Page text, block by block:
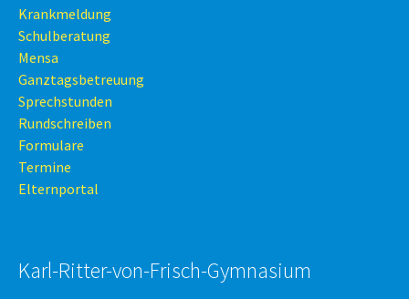
Krankmeldung
Schulberatung
Mensa
Ganztagsbetreuung
Sprechstunden
Rundschreiben
Formulare
Termine
Elternportal
Karl-Ritter-von-Frisch-Gymnasium